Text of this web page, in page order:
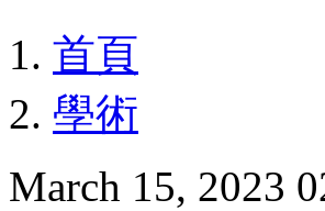
首頁
學術
March 15, 2023